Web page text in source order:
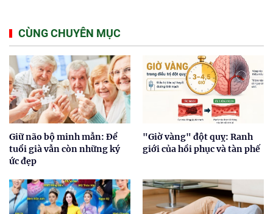
CÙNG CHUYÊN MỤC
Giữ não bộ minh mẫn: Để
tuổi già vẫn còn những ký
ức đẹp
"Giờ vàng" đột quỵ: Ranh
giới của hồi phục và tàn phế